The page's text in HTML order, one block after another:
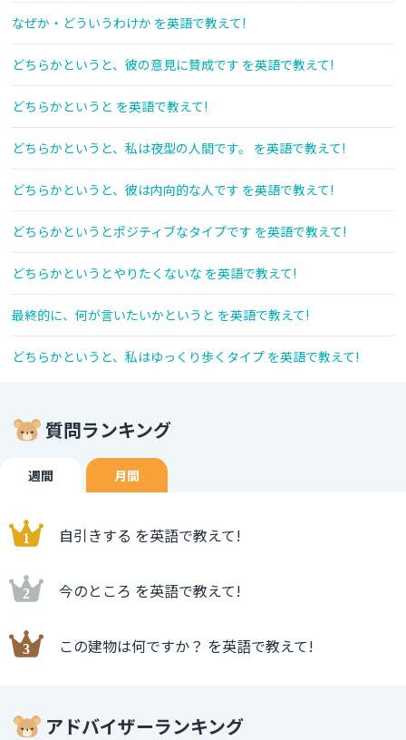
なぜか・どういうわけか を英語で教えて!
どちらかというと、彼の意見に賛成です を英語で教えて!
どちらかというと を英語で教えて!
どちらかというと、私は夜型の人間です。 を英語で教えて!
どちらかというと、彼は内向的な人です を英語で教えて!
どちらかというとポジティブなタイプです を英語で教えて!
どちらかというとやりたくないな を英語で教えて!
最終的に、何が言いたいかというと を英語で教えて!
どちらかというと、私はゆっくり歩くタイプ を英語で教えて!
質問ランキング
週間 月間
自引きする を英語で教えて!
今のところ を英語で教えて!
この建物は何ですか？ を英語で教えて!
アドバイザーランキング